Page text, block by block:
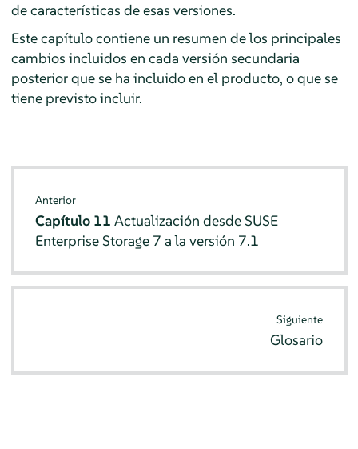
de características de esas versiones.
Este capítulo contiene un resumen de los principales
cambios incluidos en cada versión secundaria
posterior que se ha incluido en el producto, o que se
tiene previsto incluir.
Anterior
Capítulo 11Actualización desde SUSE
Enterprise Storage 7 a la versión 7.1
Siguiente
Glosario